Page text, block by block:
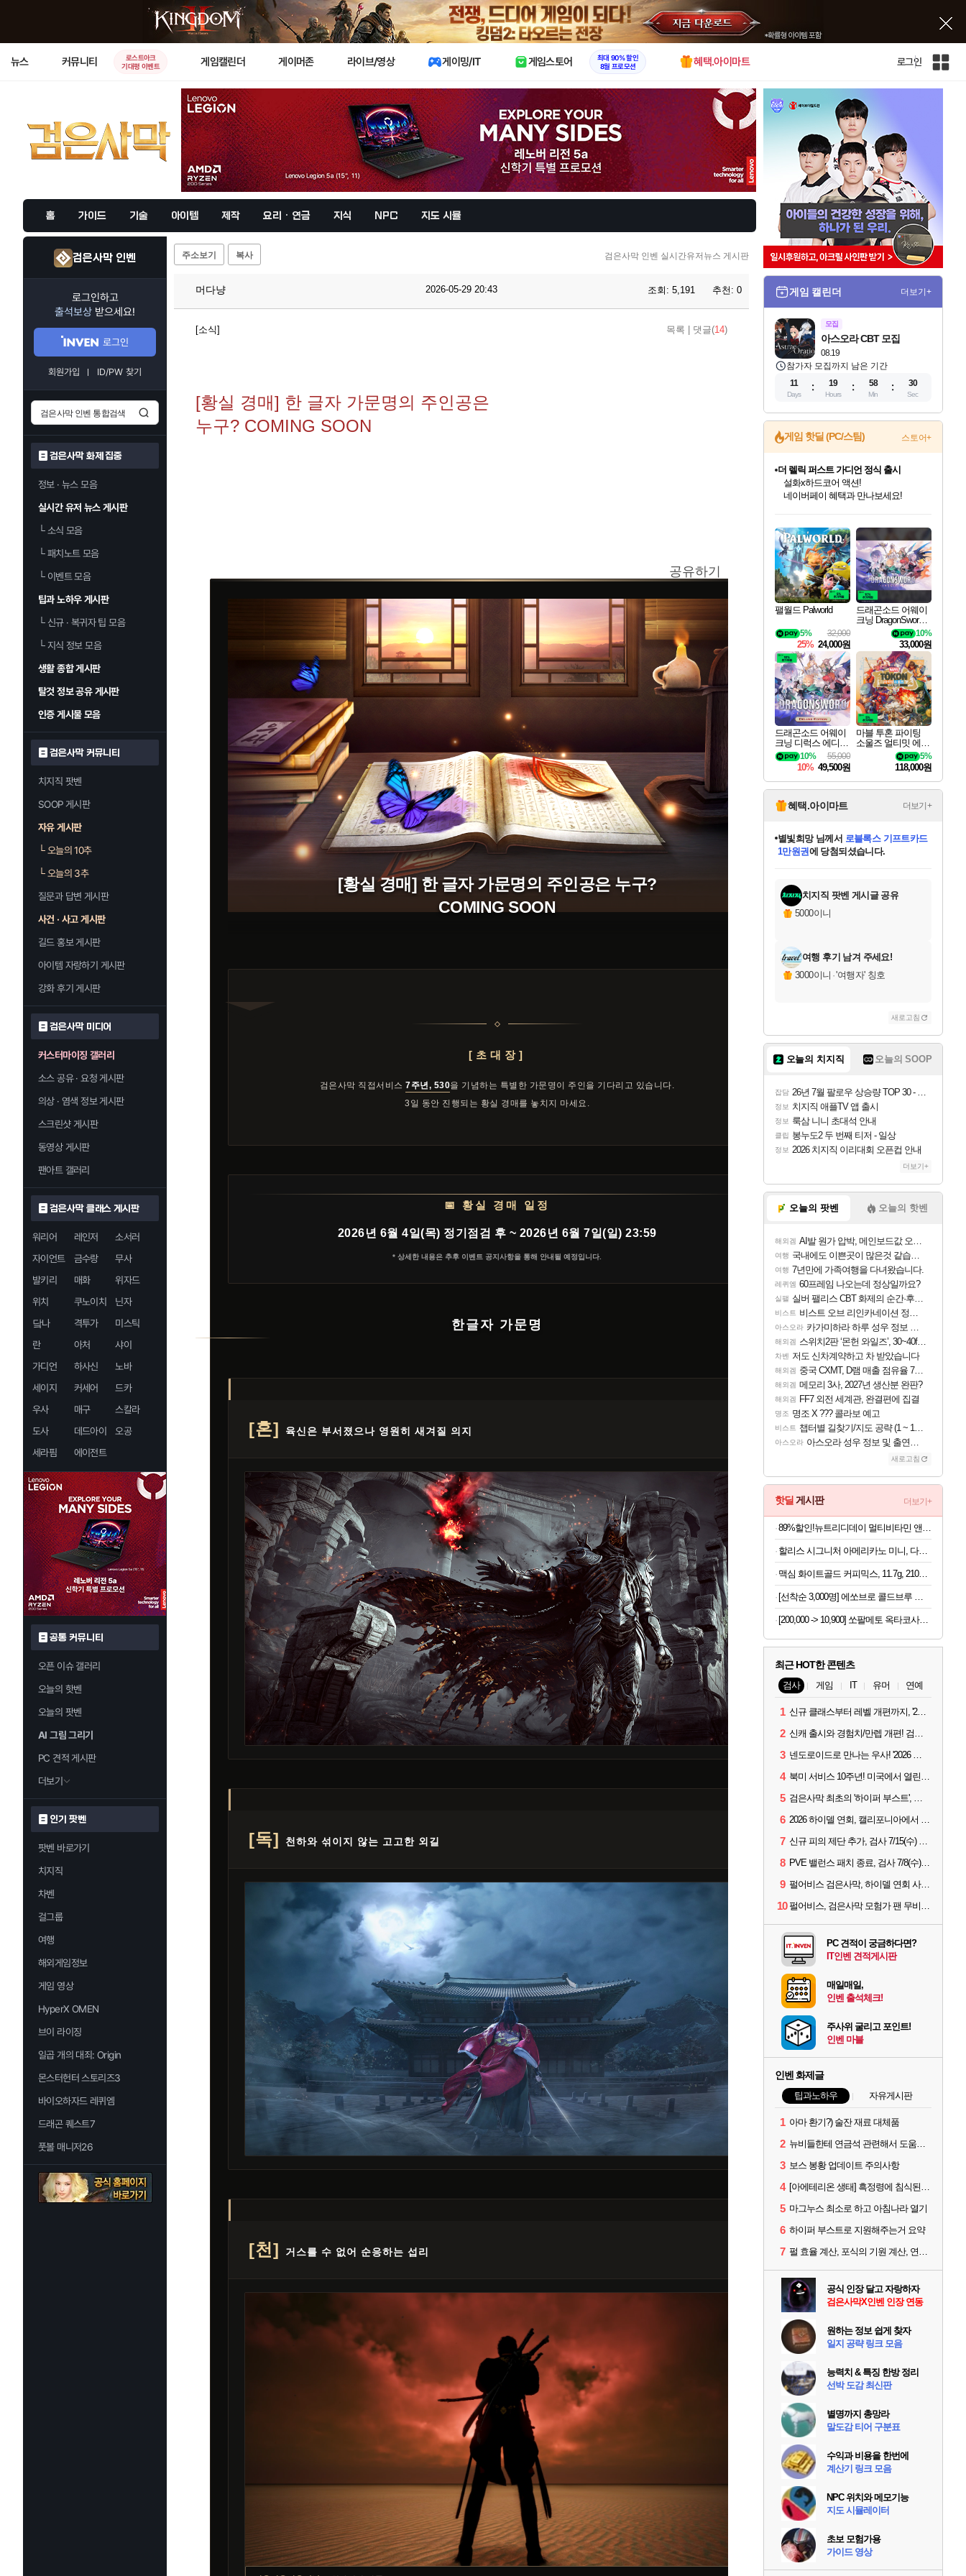
X
뉴스 커뮤니티
로스트아크
기대평 이벤트
게임캘린더 게이머존 라이브/영상 게이밍/IT 게임스토어
최대 90% 할인
8월 프로모션
혜택.아이마트 로그인
인
홈 가이드 기술 아이템 제작 요리 · 연금 지식 NPC 지도 시뮬
검은사막 인벤
로그인하고
출석보상 받으세요!
로그인
회원가입 ID/PW 찾기
검은사막 화제 집중
정보 · 뉴스 모음
실시간 유저 뉴스 게시판
└소식 모음
└패치노트 모음
└이벤트 모음
팁과 노하우 게시판
└신규 · 복귀자 팁 모음
└지식 정보 모음
생활 종합 게시판
탈것 정보 공유 게시판
인증 게시물 모음
검은사막 커뮤니티
치지직 팟벤
SOOP 게시판
자유 게시판
└오늘의 10추
└오늘의 3추
질문과 답변 게시판
사건 · 사고 게시판
길드 홍보 게시판
아이템 자랑하기 게시판
강화 후기 게시판
검은사막 미디어
커스터마이징 갤러리
소스 공유 · 요청 게시판
의상 · 염색 정보 게시판
스크린샷 게시판
동영상 게시판
팬아트 갤러리
검은사막 클래스 게시판
워리어 레인저
소서러
자이언트
금수랑
무사
발키리
매화
위자드
위치
쿠노이치
닌자
닼나
격투가
미스틱
란
아처
샤이
가디언
하사신
노바
세이지
커세어
드카
우사
매구
스칼라
도사
데드아이
오공
세라핌
에이전트
공통 커뮤니티
오픈 이슈 갤러리
오늘의 핫벤
오늘의 팟벤
AI 그림 그리기
PC 견적 게시판
더보기
인기 팟벤
팟벤 바로가기
치지직
차벤
걸그룹
여행
해외게임정보
게임 영상
HyperX OMEN
브이 라이징
일곱 개의 대죄: Origin
몬스터헌터 스토리즈3
바이오하자드 레퀴엠
드래곤 퀘스트7
풋볼 매니저26
주소보기 복사 검은사막 인벤 실시간유저뉴스 게시판
머다냥 2026-05-29 20:43 조회: 5,191 추천: 0
[소식] 목록 댓글(14)
[황실 경매] 한 글자 가문명의 주인공은
누구? COMING SOON
공유하기
[황실 경매] 한 글자 가문명의 주인공은 누구?
COMING SOON
[초대장]
검은사막 직접서비스7주년, 530을 기념하는 특별한 가문명이 주인을 기다리고 있습니다.
3일 동안 진행되는 황실 경매를 놓치지 마세요.
📅 황실 경매 일정
2026년 6월 4일(목) 정기점검 후 ~ 2026년 6월 7일(일) 23:59
* 상세한 내용은 추후 이벤트 공지사항을 통해 안내될 예정입니다.
한글자 가문명
[혼] 육신은 부서졌으나 영원히 새겨질 의지
[독] 천하와 섞이지 않는 고고한 외길
[천] 거스를 수 없어 순응하는 섭리
게임 캘린더 더보기+
모집
08.19
아스오라 CBT 모집
참가자 모집까지 남은 기간
11
Days
19
Hours
58
Min
29
Sec
게임 핫딜 (PC/스팀) 스토어+
최대 90% 할인가를 만나보세요!
네이버혜택과 함께 만나보세요!
50%할인&추가 적립까지!
네이버 포인트 혜택까지!
이니&베니 혜택까지!
네이버 혜택가와 함께 예약하세요!
할인&네이버혜택으로 만나보세요!
네이버페이 혜택과 만나보세요!
베데스다 40주년 기념 할인 중!
베데스다의 명작들을
40주년 프로모션으로 만나보세요!
할인가에 만나보세요!
일부 에디션 상시 할인!
혜택으로 예약 판매 중
편안하게 충전하세요
팰월드 Palworld
32,000
5%
25% 24,000원
드래곤소드 어웨이
크닝 DragonSword A
10%
33,000원
드래곤소드 어웨이
크닝 디럭스 에디션
DragonSword Awake
ning Deluxe Edition
55,000
10%
10% 49,500원
마블 투혼 파이팅
소울즈 얼티밋 에디
션 MARVEL Tokon
Fighting Souls Ultima
5%
118,000원
혜택.아이마트 더보기+
교환.
당첨되셨습니다.
당첨되셨습니다.
당첨되셨습니다.
별빛희망님께서 로블록스 기프트카드
1만원권에 당첨되셨습니다.
당첨되셨습니다.
당첨되셨습니다.
당첨되셨습니다.
당첨되셨습니다.
에디션 (스팀코드)를 교환.
당첨되셨습니다.
치지직 팟벤 게시글 공유
5000이니
여행 후기 남겨 주세요!
3000이니 ·'여행자' 칭호
새로고침
오늘의 치지직 오늘의 SOOP
잡담 26년 7월 팔로우 상승량 TOP 30 - 월간 치지직
정보 치지직 애플TV 앱 출시
정보 룩삼 니니 초대석 안내
클립 봉누도2 두 번째 티저 - 일상
정보 2026 치지직 이리대회 오픈컵 안내
더보기+
오늘의 팟벤 오늘의 핫벤
해외겜 AI발 원가 압박, 메인보드값 오르나
여행 국내에도 이쁜곳이 많은것 같습니다
여행 7년만에 가족여행을 다녀왔습니다.
레퀴엠 60프레임 나오는데 정상일까요?
실팰 실버 팰리스 CBT 화제의 순간·후기 모음
비스트 비스트 오브 리인카네이션 정보/공략글 모음
아스오라 카가미하라 하루 성우 정보 및 주요 필모
해외겜 스위치2판 ‘몬헌 와일즈’, 30~40fps 목표 추정
차벤 저도 신차계약하고 차 받았습니다
해외겜 중국 CXMT, D램 매출 점유율 7%…글로벌 4위로 부상
해외겜 메모리 3사, 2027년 생산분 완판?
해외겜 FF7 외전 세계관, 완결편에 집결
명조 명조 X ??? 콜라보 예고
비스트 챕터별 길찾기/지도 공략 (1 ~ 12장)
아스오라 아스오라 성우 정보 및 출연작 모음
새로고침
핫딜 게시판 더보기+
할리스 시그니처 아메리카노 미니, 다크, 0.9g, 100개입, 1개
맥심 화이트골드 커피믹스, 11.7g, 210개입, 2개
[200,000 -> 10,900] 쏘팔메토 옥타코사놀 포맨 30캡슐 x 3박스
최근 HOT한 콘텐츠
검사 게임 IT 유머 연예
1 신규 클래스부터 레벨 개편까지, '2026 검은사막 하이델 연회' 총정리
2 신캐 출시와 경험치/만렙 개편! 검사 2026 하이델 연회 모아보기
3 넨도로이드로 만나는 우사! '2026 하이델 연회' 막바지 깜짝 공개
4 북미 서비스 10주년! 미국에서 열린 '검은사막 하이델 연회'
5 검은사막 최초의 '하이퍼 부스트', 직접 해봤습니다
6 2026 하이델 연회, 캘리포니아에서 개최
7 신규 피의 제단 추가, 검사 7/15(수) 패치 핵심 정리
8 PVE 밸런스 패치 종료, 검사 7/8(수) 패치 핵심 정리
9 펄어비스 검은사막, 하이델 연회 사전 이벤트 시작
10 펄어비스, 검은사막 모험가 팬 무비 '마디걸스' 글로벌 상영회 개최
PC 견적이 궁금하다면?
IT인벤 견적게시판
매일매일,
인벤 출석체크!
주사위 굴리고 포인트!
인벤 마블
인벤 화제글
팁과노하우 자유게시판
1 아마 환기?) 술잔 재료 대체품
2 뉴비들한테 연금석 관련해서 도움이 될까해서..(벨의심장 등)
3 보스 봉황 업데이트 주의사항
4 [아에테리온 생태] 흑정령에 침식된 검사/용병
5 마그누스 최소로 하고 아침나라 열기
6 하이퍼 부스트로 지원해주는거 요약
7 펄 효율 계산, 포식의 기원 계산, 연금석 계산 사이트 공유
공식 인장 달고 자랑하자
검은사막X인벤 인장 연동
원하는 정보 쉽게 찾자
일지 공략 링크 모음
능력치 & 특징 한방 정리
선박 도감 최신판
별명까지 총망라
말도감 티어 구분표
수익과 비용을 한번에
계산기 링크 모음
NPC 위치와 메모기능
지도 시뮬레이터
초보 모험가용
가이드 영상